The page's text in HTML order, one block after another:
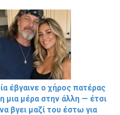
έβγαινε ο χήρος πατέρας
μια μέρα στην άλλη — έτσι
βγει μαζί του έστω για